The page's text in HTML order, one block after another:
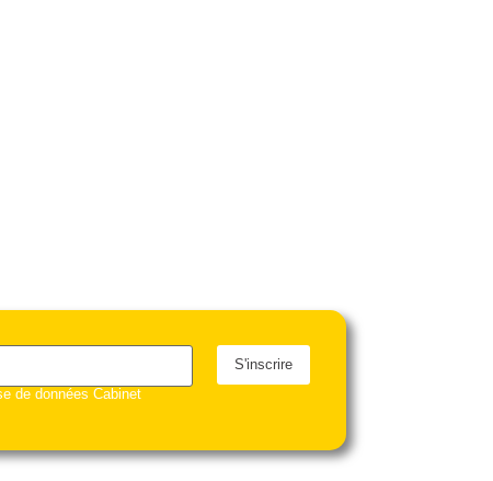
de données Cabinet
S'inscrire